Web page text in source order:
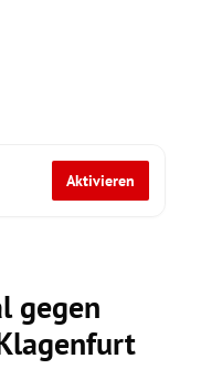
Aktivieren
gegen